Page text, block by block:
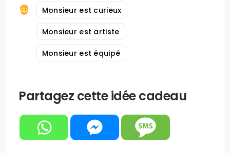
Monsieur est curieux
Monsieur est artiste
Monsieur est équipé
Partagez cette idée cadeau